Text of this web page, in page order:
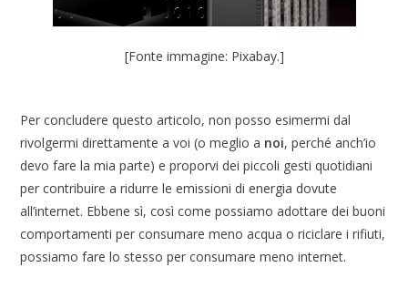
[Fonte immagine: Pixabay.]
Per concludere questo articolo, non posso esimermi dal
rivolgermi direttamente a voi (o meglio a noi, perché anch’io
devo fare la mia parte) e proporvi dei piccoli gesti quotidiani
per contribuire a ridurre le emissioni di energia dovute
all’internet. Ebbene sì, così come possiamo adottare dei buoni
comportamenti per consumare meno acqua o riciclare i rifiuti,
possiamo fare lo stesso per consumare meno internet.